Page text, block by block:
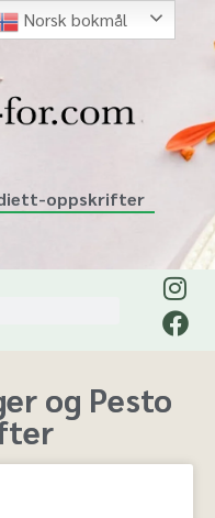
oppskrifter
og Pesto
Norsk bokmål